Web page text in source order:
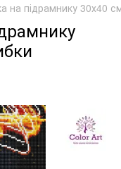
на підрамнику 30х40